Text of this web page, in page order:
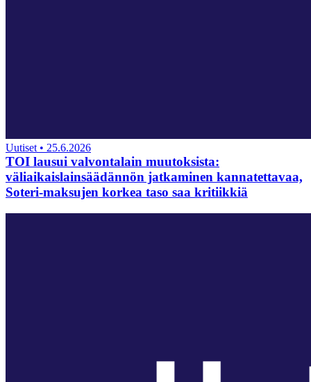
Uutiset • 25.6.2026
TOI lausui valvontalain muutoksista:
väliaikaislainsäädännön jatkaminen kannatettavaa,
Soteri-maksujen korkea taso saa kritiikkiä